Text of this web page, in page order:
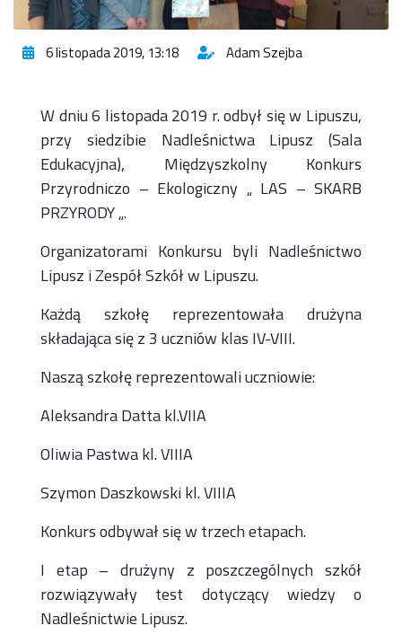
6 listopada 2019, 13:18 Adam Szejba
W dniu 6 listopada 2019 r. odbył się w Lipuszu,
przy siedzibie Nadleśnictwa Lipusz (Sala
Edukacyjna), Międzyszkolny Konkurs
Przyrodniczo – Ekologiczny „ LAS – SKARB
PRZYRODY „.
Organizatorami Konkursu byli Nadleśnictwo
Lipusz i Zespół Szkół w Lipuszu.
Każdą szkołę reprezentowała drużyna
składająca się z 3 uczniów klas IV-VIII.
Naszą szkołę reprezentowali uczniowie:
Aleksandra Datta kl.VIIA
Oliwia Pastwa kl. VIIIA
Szymon Daszkowski kl. VIIIA
Konkurs odbywał się w trzech etapach.
I etap – drużyny z poszczególnych szkół
rozwiązywały test dotyczący wiedzy o
Nadleśnictwie Lipusz.